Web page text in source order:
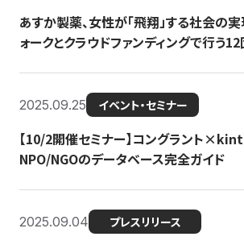
あすか製薬、女性が「飛翔」する社会の実
ォークとクラウドファンディングで行う
2025.09.25 イベント・セミナー
【10/2開催セミナー】コングラント
NPO/NGOのデータベース完全ガイド
2025.09.04 プレスリリース